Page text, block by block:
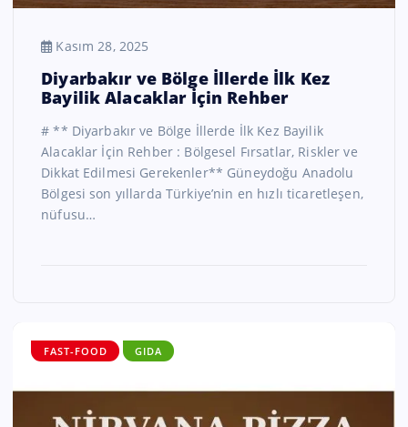
Kasım 28, 2025
Diyarbakır ve Bölge İllerde İlk Kez
Bayilik Alacaklar İçin Rehber
# ** Diyarbakır ve Bölge İllerde İlk Kez Bayilik
Alacaklar İçin Rehber : Bölgesel Fırsatlar, Riskler ve
Dikkat Edilmesi Gerekenler** Güneydoğu Anadolu
Bölgesi son yıllarda Türkiye’nin en hızlı ticaretleşen,
nüfusu…
FAST-FOOD GIDA